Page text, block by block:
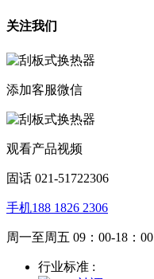
关注我们
添加客服微信
观看产品视频
固话 021-51722306
手机188 1826 2306
周一至周五 09：00-18：00
行业标准 :